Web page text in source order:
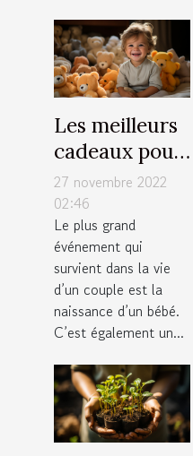
Les meilleurs
cadeaux pour
nourrisson
27 novembre 2022
02:46
Le plus grand
événement qui
survient dans la vie
d’un couple est la
naissance d’un bébé.
C’est également un...